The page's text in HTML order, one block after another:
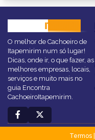
ITAPEMIRIM
O melhor de Cachoeiro de
Itapemirim num só lugar!
Dicas, onde ir, o que fazer, as
melhores empresas, locais,
serviços e muito mais no
guia Encontra
CachoeiroItapemirim.
Termos|